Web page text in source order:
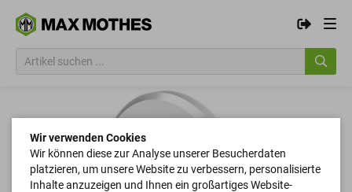
Wir verwenden Cookies
Wir können diese zur Analyse unserer Besucherdaten
platzieren, um unsere Website zu verbessern, personalisierte
Inhalte anzuzeigen und Ihnen ein großartiges Website-